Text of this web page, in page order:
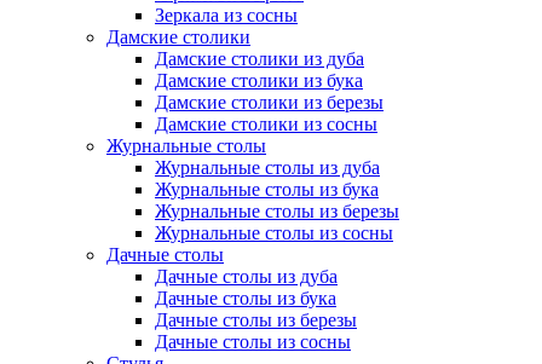
Зеркала из сосны
Дамские столики
Дамские столики из дуба
Дамские столики из бука
Дамские столики из березы
Дамские столики из сосны
Журнальные столы
Журнальные столы из дуба
Журнальные столы из бука
Журнальные столы из березы
Журнальные столы из сосны
Дачные столы
Дачные столы из дуба
Дачные столы из бука
Дачные столы из березы
Дачные столы из сосны